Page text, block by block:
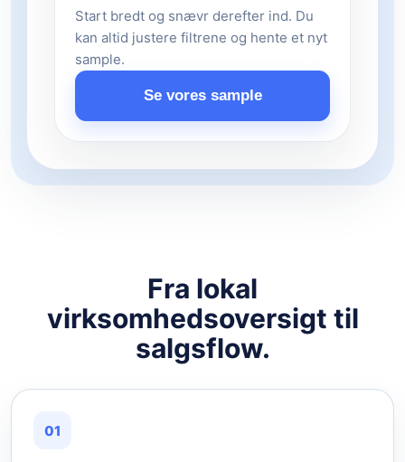
Start bredt og snævr derefter ind. Du
kan altid justere filtrene og hente et nyt
sample.
Se vores sample
Fra lokal
virksomhedsoversigt til
salgsflow.
01